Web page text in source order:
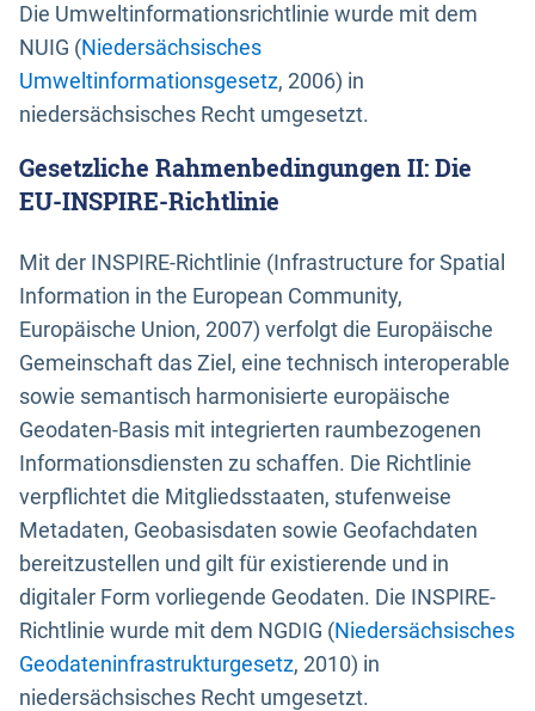
Die Umweltinformationsrichtlinie wurde mit dem
NUIG (Niedersächsisches
Umweltinformationsgesetz, 2006) in
niedersächsisches Recht umgesetzt.
Gesetzliche Rahmenbedingungen II: Die
EU-INSPIRE-Richtlinie
Mit der INSPIRE-Richtlinie (Infrastructure for Spatial
Information in the European Community,
Europäische Union, 2007) verfolgt die Europäische
Gemeinschaft das Ziel, eine technisch interoperable
sowie semantisch harmonisierte europäische
Geodaten-Basis mit integrierten raumbezogenen
Informationsdiensten zu schaffen. Die Richtlinie
verpflichtet die Mitgliedsstaaten, stufenweise
Metadaten, Geobasisdaten sowie Geofachdaten
bereitzustellen und gilt für existierende und in
digitaler Form vorliegende Geodaten. Die INSPIRE-
Richtlinie wurde mit dem NGDIG (Niedersächsisches
Geodateninfrastrukturgesetz, 2010) in
niedersächsisches Recht umgesetzt.